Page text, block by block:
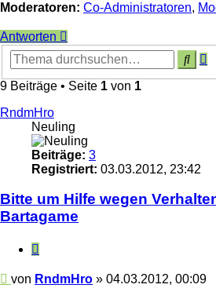
Moderatoren: Co-Administratoren,
Antworten
9 Beiträge • Seite 1 von 1
RndmHro
Neuling
Beiträge: 3
Registriert: 03.03.2012, 23:42
Bitte um Hilfe wegen
Bartagame
Zitieren
Beitrag
von RndmHro » 04.03.2012, 00:09